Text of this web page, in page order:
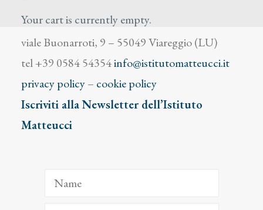
Your cart is currently empty.
Istituto Matteucci
viale Buonarroti, 9 – 55049 Viareggio (LU)
tel +39 0584 54354info@istitutomatteucci.it
privacy policy– cookie policy
Iscriviti alla Newsletter dell’Istituto
Matteucci